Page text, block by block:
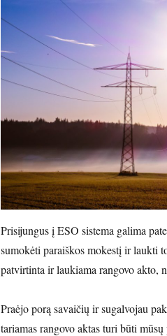
Prisijungus į ESO sistema galima
sumokėti paraiškos mokestį ir laukti
patvirtinta ir laukiama rangovo akto,
Praėjo porą savaičių ir sugalvojau
tariamas rangovo aktas turi būti